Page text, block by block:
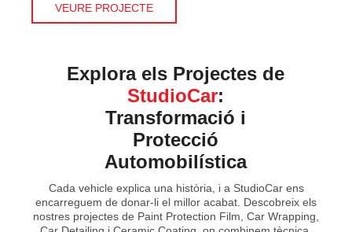
VEURE PROJECTE
Explora els Projectes de
StudioCar:
Transformació i
Protecció
Automobilística
Cada vehicle explica una història, i a StudioCar ens
encarreguem de donar-li el millor acabat. Descobreix els
nostres projectes de Paint Protection Film, Car Wrapping,